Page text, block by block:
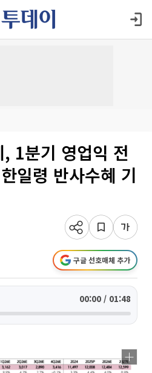
1분기 영업익 전
령 반사수혜 기
구글 선호매체 추가
00:00 / 01:48